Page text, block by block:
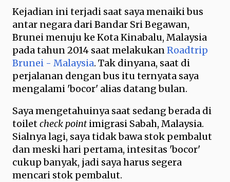
Kejadian ini terjadi saat saya menaiki bus
antar negara dari Bandar Sri Begawan,
Brunei menuju ke Kota Kinabalu, Malaysia
pada tahun 2014 saat melakukanRoadtrip
Brunei - Malaysia. Tak dinyana, saat di
perjalanan dengan bus itu ternyata saya
mengalami 'bocor' alias datang bulan.
Saya mengetahuinya saat sedang berada di
toiletcheck pointimigrasi Sabah, Malaysia.
Sialnya lagi, saya tidak bawa stok pembalut
dan meski hari pertama, intesitas 'bocor'
cukup banyak, jadi saya harus segera
mencari stok pembalut.